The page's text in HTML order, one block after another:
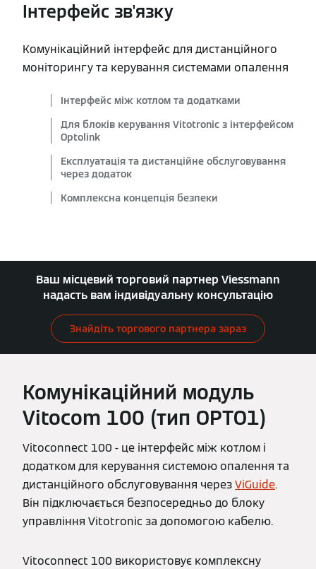
Інтерфейс зв'язку
Комунікаційний інтерфейс для дистанційного
моніторингу та керування системами опалення
Інтерфейс між котлом та додатками
Для блоків керування Vitotronic з інтерфейсом
Optolink
Експлуатація та дистанційне обслуговування
через додаток
Комплексна концепція безпеки
Ваш місцевий торговий партнер Viessmann
надасть вам індивідуальну консультацію
Знайдіть торгового партнера зараз
Комунікаційний модуль
Vitocom 100 (тип OPTO1)
Vitoconnect 100 - це інтерфейс між котлом і
додатком для керування системою опалення та
дистанційного обслуговування черезViGuide.
Він підключається безпосередньо до блоку
управління Vitotronic за допомогою кабелю.
Vitoconnect 100 використовує комплексну